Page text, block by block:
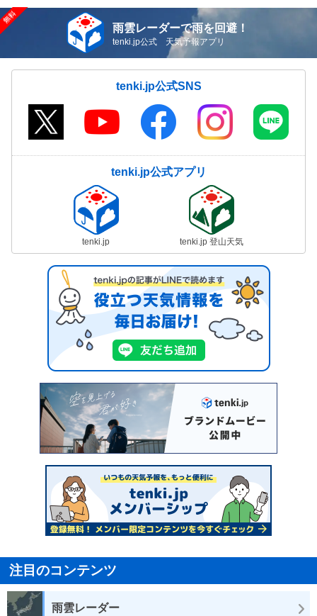
雨雲レーダーで雨を回避！
tenki.jp公式 天気予報アプリ
tenki.jp公式SNS
tenki.jp公式アプリ
tenki.jp tenki.jp 登山天気
注目のコンテンツ
雨雲レーダー